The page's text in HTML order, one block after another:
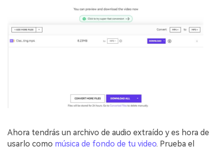
Ahora tendrás un archivo de audio extraído y es hora de
usarlo como música de fondo de tu video. Prueba el